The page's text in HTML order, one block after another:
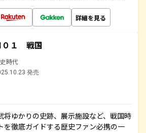
詳細を見る
０１ 戦国
時代
発売
将ゆかりの史跡、展示施設など、戦国時
を徹底ガイドする歴史ファン必携の一